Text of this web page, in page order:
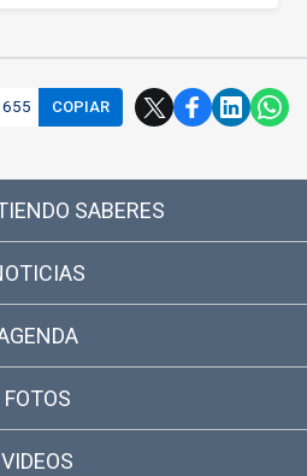
COPIAR
SABERES
FOTOS
VIDEOS